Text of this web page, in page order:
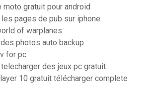
moto gratuit pour android
pages de pub sur iphone
of warplanes
photos auto backup
for pc
des jeux pc gratuit
10 gratuit télécharger complete